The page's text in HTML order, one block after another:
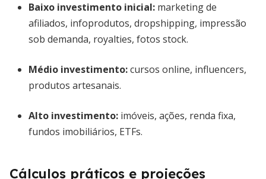
Baixo investimento inicial: marketing de
afiliados, infoprodutos, dropshipping, impressão
sob demanda, royalties, fotos stock.
Médio investimento:cursos online, influencers,
produtos artesanais.
Alto investimento: imóveis, ações, renda fixa,
fundos imobiliários, ETFs.
Cálculos práticos e projeções